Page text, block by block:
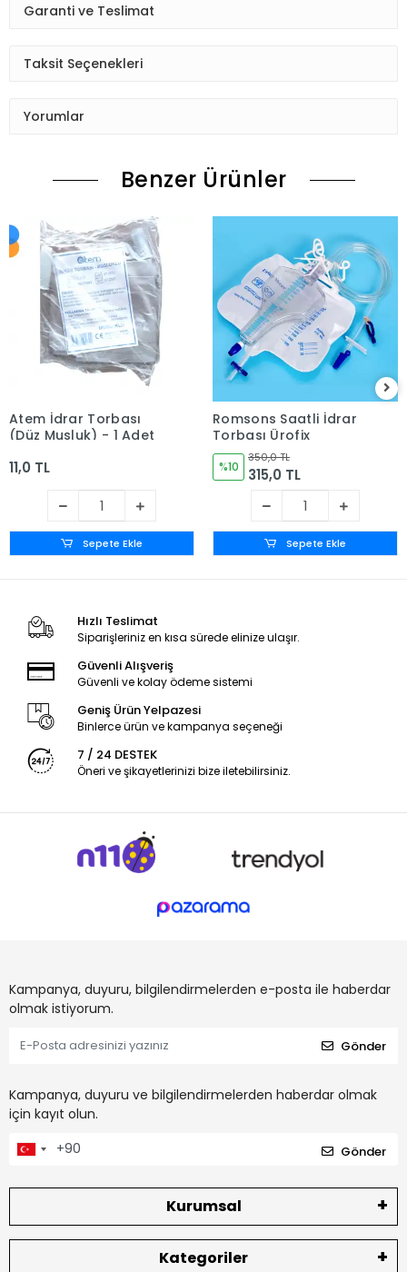
Garanti ve Teslimat
Taksit Seçenekleri
Yorumlar
Benzer Ürünler
Atem İdrar Torbası
(Düz Musluk) - 1 Adet
11,0 TL
Sepete Ekle
Romsons Saatli İdrar
Torbası Ürofix
%10
350,0 TL
315,0 TL
Sepete Ekle
Hızlı Teslimat
Siparişleriniz en kısa sürede elinize ulaşır.
Güvenli Alışveriş
Güvenli ve kolay ödeme sistemi
Geniş Ürün Yelpazesi
Binlerce ürün ve kampanya seçeneği
7 / 24 DESTEK
Öneri ve şikayetlerinizi bize iletebilirsiniz.
Kampanya, duyuru, bilgilendirmelerden e-posta ile haberdar
olmak istiyorum.
Gönder
Kampanya, duyuru ve bilgilendirmelerden haberdar olmak
için kayıt olun.
Gönder
Kurumsal
Kategoriler